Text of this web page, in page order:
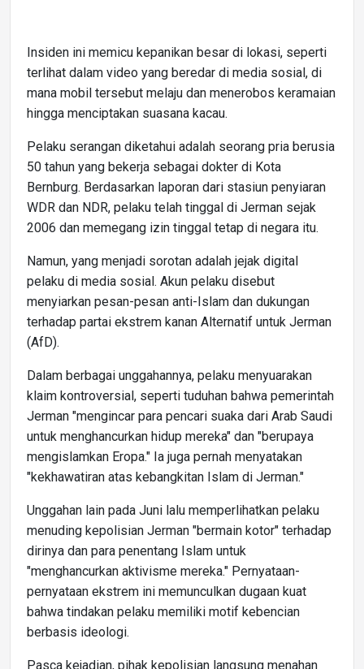
Insiden ini memicu kepanikan besar di lokasi, seperti
terlihat dalam video yang beredar di media sosial, di
mana mobil tersebut melaju dan menerobos keramaian
hingga menciptakan suasana kacau.
Pelaku serangan diketahui adalah seorang pria berusia
50 tahun yang bekerja sebagai dokter di Kota
Bernburg. Berdasarkan laporan dari stasiun penyiaran
WDR dan NDR, pelaku telah tinggal di Jerman sejak
2006 dan memegang izin tinggal tetap di negara itu.
Namun, yang menjadi sorotan adalah jejak digital
pelaku di media sosial. Akun pelaku disebut
menyiarkan pesan-pesan anti-Islam dan dukungan
terhadap partai ekstrem kanan Alternatif untuk Jerman
(AfD).
Dalam berbagai unggahannya, pelaku menyuarakan
klaim kontroversial, seperti tuduhan bahwa pemerintah
Jerman "mengincar para pencari suaka dari Arab Saudi
untuk menghancurkan hidup mereka" dan "berupaya
mengislamkan Eropa." Ia juga pernah menyatakan
"kekhawatiran atas kebangkitan Islam di Jerman."
Unggahan lain pada Juni lalu memperlihatkan pelaku
menuding kepolisian Jerman "bermain kotor" terhadap
dirinya dan para penentang Islam untuk
"menghancurkan aktivisme mereka." Pernyataan-
pernyataan ekstrem ini memunculkan dugaan kuat
bahwa tindakan pelaku memiliki motif kebencian
berbasis ideologi.
Pasca kejadian, pihak kepolisian langsung menahan